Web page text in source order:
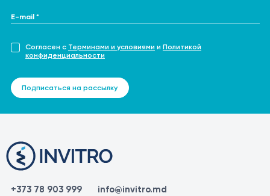
E-mail *
Согласен с Терминами и условиями и Политикой
конфиденциальности
Подписаться на рассылку
+373 78 903 999 info@invitro.md